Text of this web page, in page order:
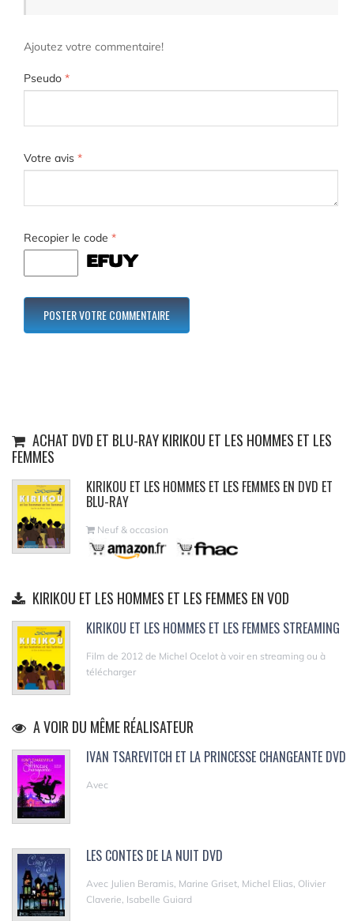
Ajoutez votre commentaire!
Pseudo *
Votre avis *
Recopier le code *
ACHAT DVD ET BLU-RAY KIRIKOU ET LES HOMMES ET LES
FEMMES
KIRIKOU ET LES HOMMES ET LES FEMMES EN DVD ET
BLU-RAY
Neuf & occasion
KIRIKOU ET LES HOMMES ET LES FEMMES EN VOD
KIRIKOU ET LES HOMMES ET LES FEMMES STREAMING
Film de 2012 de Michel Ocelot à voir en streaming ou à
télécharger
A VOIR DU MÊME RÉALISATEUR
IVAN TSAREVITCH ET LA PRINCESSE CHANGEANTE DVD
Avec
LES CONTES DE LA NUIT DVD
Avec Julien Beramis, Marine Griset, Michel Elias, Olivier
Claverie, Isabelle Guiard